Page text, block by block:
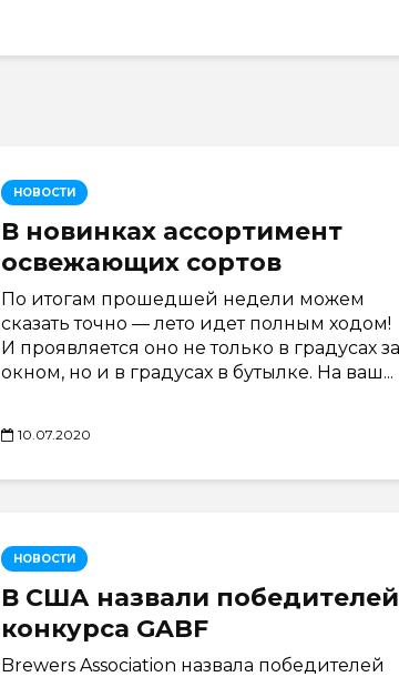
НОВОСТИ
В новинках ассортимент
освежающих сортов
По итогам прошедшей недели можем
сказать точно — лето идет полным ходом!
И проявляется оно не только в градусах за
окном, но и в градусах в бутылке. На ваш...
10.07.2020
НОВОСТИ
В США назвали победителей
конкурса GABF
Brewers Association назвала победителей